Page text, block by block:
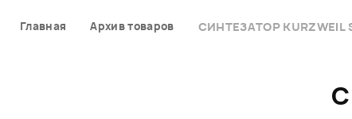
Главная Архив товаров СИНТЕЗАТОР KURZWEIL